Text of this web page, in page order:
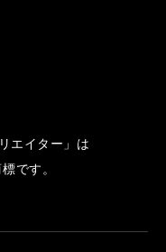
エイター」は
です。